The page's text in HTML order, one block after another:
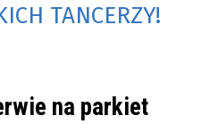
TANCERZY!
na parkiet